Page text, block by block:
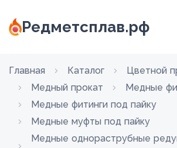
Редметсплав.рф
Главная Каталог
Цветной
Медный прокат
Медные
Медные фитинги под пайку
Медные муфты под пайку
Медные однораструбные